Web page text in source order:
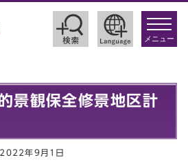
toggle
メニュー
景観保全修景地区計
2022年9月1日